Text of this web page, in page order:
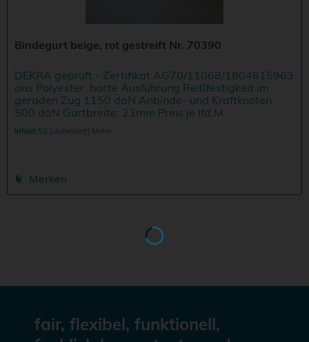
Bindegurt beige, rot gestreift Nr. 70390
DEKRA geprüft - Zertifikat AG70/11068/1804815963
aus Polyester, harte Ausführung Reißfestigkeit im
geraden Zug 1150 daN Anbinde- und Kraftknoten
500 daN Gurtbreite: 23mm Preis je lfd.M.
Inhalt 50 Laufende(r) Meter
Merken
fair, flexibel, funktionell,